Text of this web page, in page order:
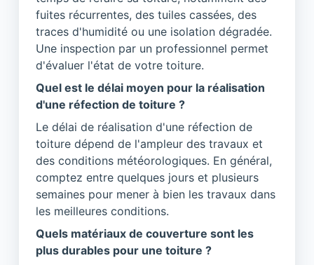
fuites récurrentes, des tuiles cassées, des
traces d'humidité ou une isolation dégradée.
Une inspection par un professionnel permet
d'évaluer l'état de votre toiture.
Quel est le délai moyen pour la réalisation
d'une réfection de toiture ?
Le délai de réalisation d'une réfection de
toiture dépend de l'ampleur des travaux et
des conditions météorologiques. En général,
comptez entre quelques jours et plusieurs
semaines pour mener à bien les travaux dans
les meilleures conditions.
Quels matériaux de couverture sont les
plus durables pour une toiture ?